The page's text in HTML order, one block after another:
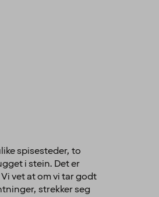
spisesteder, to
i stein. Det er
vet at om vi tar godt
strekker seg